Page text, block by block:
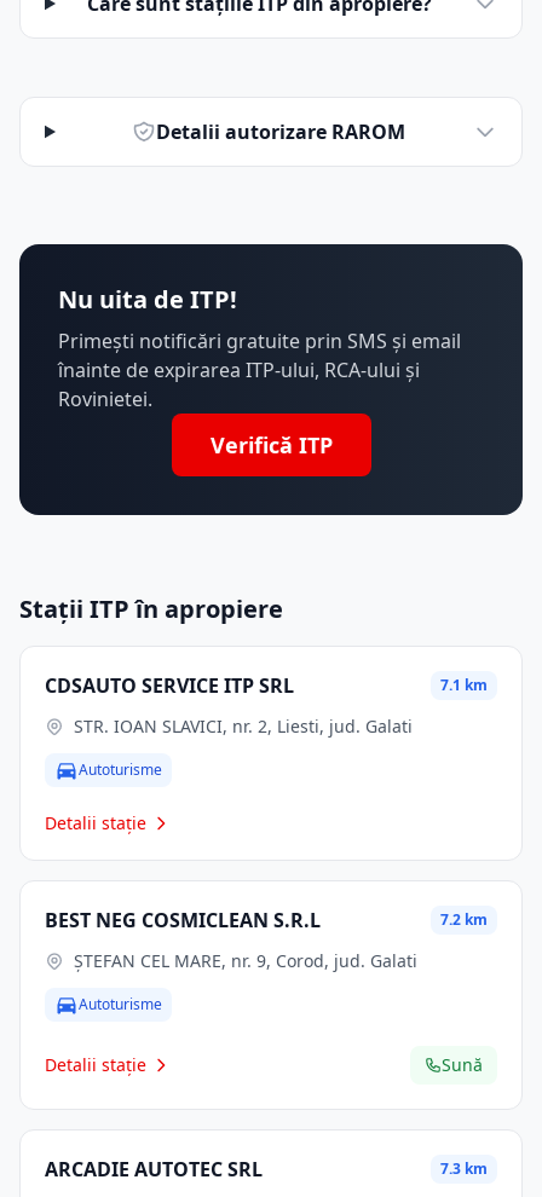
Detalii autorizare RAROM
Nu uita de ITP!
Primești notificări gratuite prin SMS și email
înainte de expirarea ITP-ului, RCA-ului și
Rovinietei.
Verifică ITP
Stații ITP în apropiere
CDSAUTO SERVICE ITP SRL 7.1 km
STR. IOAN SLAVICI, nr. 2, Liesti, jud. Galati
Autoturisme
Detalii stație
BEST NEG COSMICLEAN S.R.L 7.2 km
ŞTEFAN CEL MARE, nr. 9, Corod, jud. Galati
Autoturisme
Detalii stație Sună
ARCADIE AUTOTEC SRL 7.3 km